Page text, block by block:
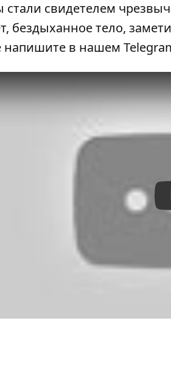
стали свидетелем
бездыханное тело,
напишите в нашем